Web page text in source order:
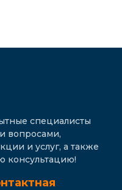
специалисты
вопросами,
и услуг, а также
консультацию!